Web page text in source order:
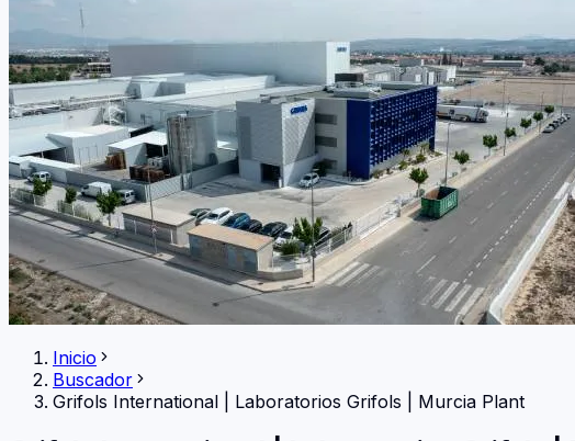
Inicio
Buscador
Grifols International
Laboratorios Grifols | Murcia Plant